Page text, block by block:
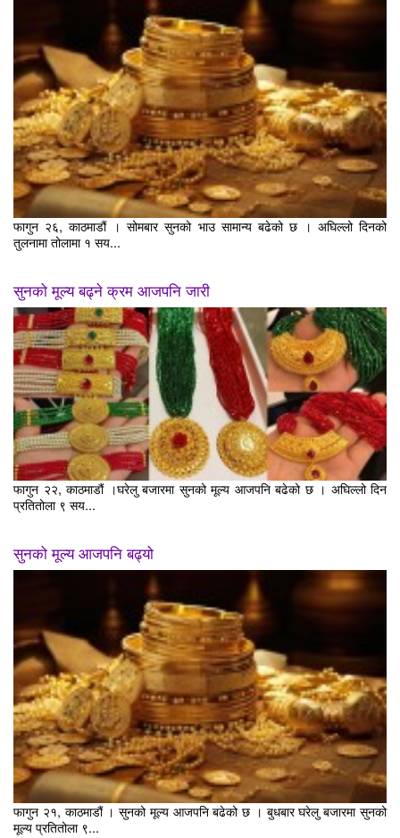
फागुन २६, काठमाडौं । सोमबार सुनको भाउ सामान्य बढेको छ । अघिल्लो दिनको
तुलनामा तोलामा १ सय...
सुनको मूल्य बढ्ने क्रम आजपनि जारी
फागुन २२, काठमाडौं ।घरेलु बजारमा सुनको मूल्य आजपनि बढेको छ । अघिल्लो दिन
प्रतितोला ९ सय...
सुनको मूल्य आजपनि बढ्यो
फागुन २१, काठमाडौं । सुनको मूल्य आजपनि बढेको छ । बुधबार घरेलु बजारमा सुनको
मूल्य प्रतितोला ९...